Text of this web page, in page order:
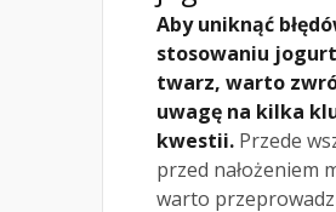
Aby uniknąć
stosowaniu
twarz, warto
uwagę na kilka
kwestii. Przede
przed nałożeniem
warto